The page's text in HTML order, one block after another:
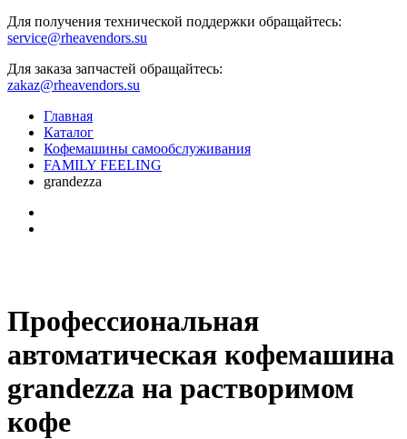
Для получения технической поддержки обращайтесь:
service@rheavendors.su
Для заказа запчастей обращайтесь:
zakaz@rheavendors.su
Главная
Каталог
Кофемашины самообслуживания
FAMILY FEELING
grandezza
Профессиональная
автоматическая кофемашина
grandezza на растворимом
кофе